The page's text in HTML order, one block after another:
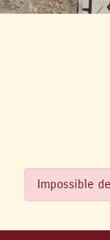
Impossible